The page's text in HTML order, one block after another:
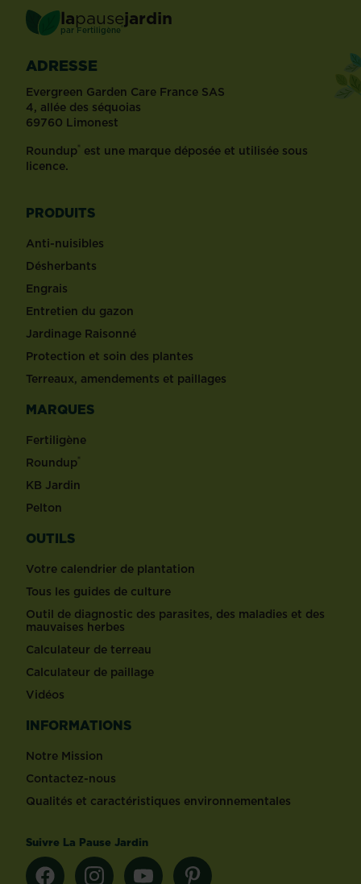
lapausejardin
par Fertiligène ®
ADRESSE
Evergreen Garden Care France SAS
4, allée des séquoias
69760 Limonest
Roundup® est une marque déposée et utilisée sous
licence.
PRODUITS
Anti-nuisibles
Désherbants
Engrais
Entretien du gazon
Jardinage Raisonné
Protection et soin des plantes
Terreaux, amendements et paillages
MARQUES
Fertiligène
Roundup®
KB Jardin
Pelton
OUTILS
Votre calendrier de plantation
Tous les guides de culture
Outil de diagnostic des parasites, des maladies et des
mauvaises herbes
Calculateur de terreau
Calculateur de paillage
Vidéos
INFORMATIONS
Notre Mission
Contactez-nous
Qualités et caractéristiques environnementales
Suivre La Pause Jardin